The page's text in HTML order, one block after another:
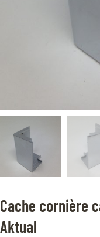
Cache cornière
Aktual